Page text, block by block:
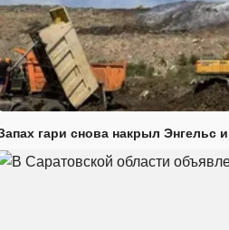
гари снова накрыл Энгельс